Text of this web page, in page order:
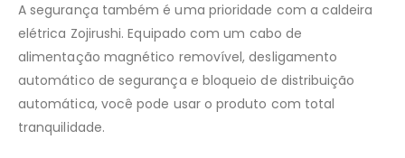
A segurança também é uma prioridade com a caldeira
elétrica Zojirushi. Equipado com um cabo de
alimentação magnético removível, desligamento
automático de segurança e bloqueio de distribuição
automática, você pode usar o produto com total
tranquilidade.